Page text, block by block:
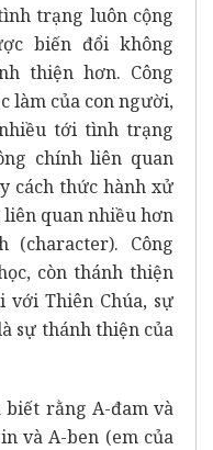
trạng luôn cộng
biến đổi không
thiện hơn. Công
làm của con người,
tới tình trạng
chính liên quan
cách thức hành xử
quan nhiều hơn
Công
còn thánh thiện
với Thiên Chúa, sự
sự thánh thiện của
biết rằng A-đam và
và A-ben (em của